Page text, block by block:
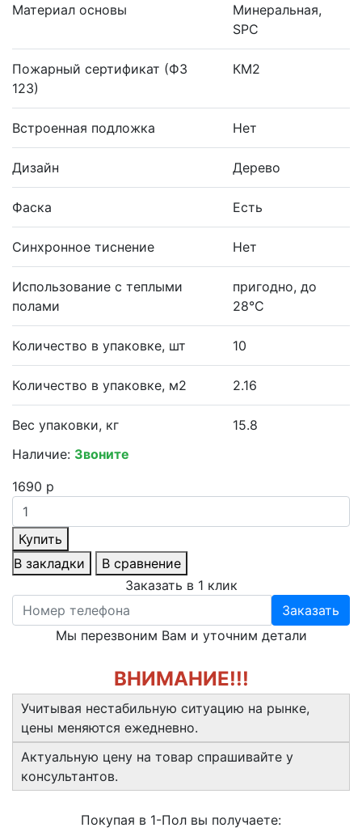
Материал основы
Минеральная,
SPC
Пожарный сертификат (ФЗ
123)
КМ2
Встроенная подложка Нет
Дизайн Дерево
Фаска Есть
Синхронное тиснение Нет
Использование с теплыми
полами
пригодно, до
28°С
Количество в упаковке, шт 10
Количество в упаковке, м2 2.16
Вес упаковки, кг
15.8
Наличие: Звоните
1690 р
Купить
В закладки
В сравнение
Заказать в 1 клик
Заказать
Мы перезвоним Вам и уточним детали
ВНИМАНИЕ!!!
Учитывая нестабильную ситуацию на рынке,
цены меняются ежедневно.
Актуальную цену на товар спрашивайте у
консультантов.
Покупая в 1-Пол вы получаете: